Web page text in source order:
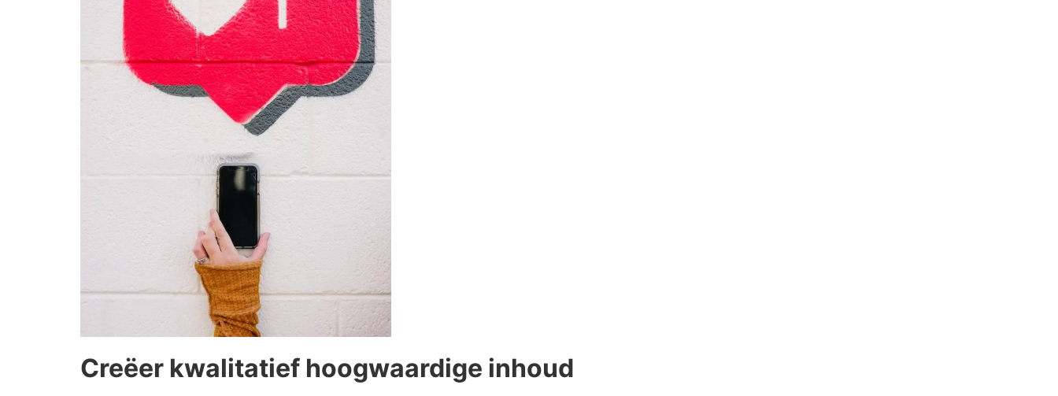
Creëer kwalitatief hoogwaardige inhoud